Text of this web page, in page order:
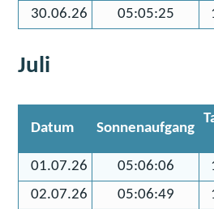
30.06.26
05:05:25
Juli
Datum Sonnenaufgang
01.07.26 05:06:06
02.07.26
05:06:49